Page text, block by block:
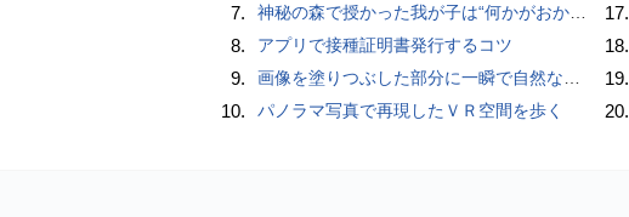
7. 神秘の森で授かった我が子は“何かがおかしい”『ナイトボーン -夜哭-』本編映像解禁 母の絶叫顔うちわが全国の劇場に［ホラー通信］
8. アプリで接種証明書発行するコツ
9. 画像を塗りつぶした部分に一瞬で自然な画像を補完する技術を早稲田大学の研究者が開発
10. パノラマ写真で再現したＶＲ空間を歩く
17.
18.
19.
20.